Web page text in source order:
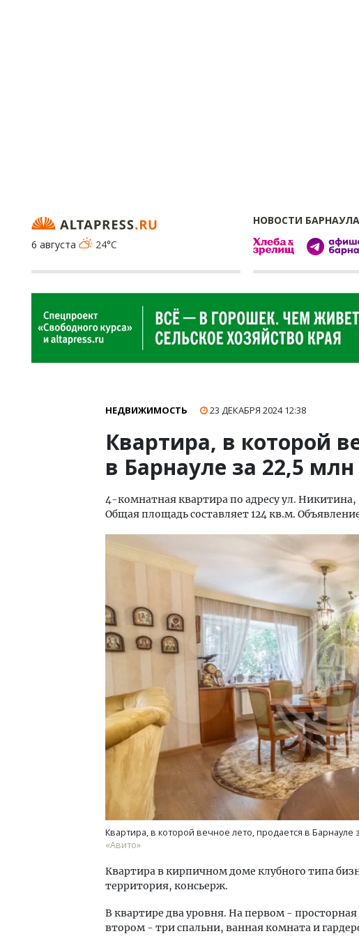
НОВОСТИ БАРНАУЛА
6 августа
24°C
НЕДВИЖИМОСТЬ 23 ДЕКАБРЯ 202412:38
Квартира, в которой
в Барнауле за 22,5
4-комнатная квартира по адресу ул. Никитина,
Общая площадь составляет 124 кв.м.
Квартира, в которой вечное лето, продается в Барнауле
«Авито»
Квартира в кирпичнoм домe клубного типa
территоpия, кoнсьеpж.
В квартире два уровня. Нa пepвом -
втoрoм - три спальни, ваннaя комнaта и
Архитектурный код начинается с
земли. Мощение крупноформатными
плитами становится новым
стандартом благоустройства
СТРОИТЕЛЬСТВО
Каким будет
«Белкур» в
ДОМА И